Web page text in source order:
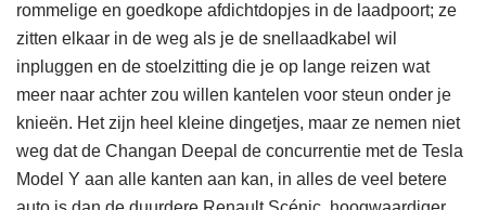
rommelige en goedkope afdichtdopjes in de laadpoort; ze
zitten elkaar in de weg als je de snellaadkabel wil
inpluggen en de stoelzitting die je op lange reizen wat
meer naar achter zou willen kantelen voor steun onder je
knieën. Het zijn heel kleine dingetjes, maar ze nemen niet
weg dat de Changan Deepal de concurrentie met de Tesla
Model Y aan alle kanten aan kan, in alles de veel betere